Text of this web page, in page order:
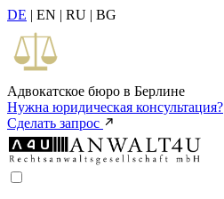
DE | EN | RU | BG
Адвокатское бюро в Берлине
Нужна юридическая консультация?
Сделать запрос